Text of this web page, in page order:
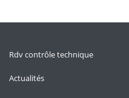
Rdv contrôle technique
Actualités